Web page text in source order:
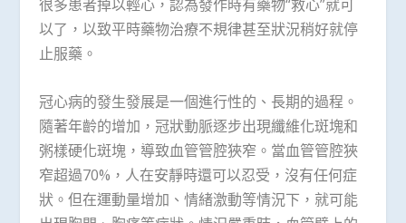
很多患者掉以輕心，認為發作時有藥物“救心”就可
以了，以致平時藥物治療不規律甚至狀況稍好就停
止服藥。
冠心病的發生發展是一個進行性的、長期的過程。
隨著年齡的增加，冠狀動脈逐步出現纖維化斑塊和
粥樣硬化斑塊，導致血管管腔狹窄。當血管管腔狹
窄超過70%，人在安靜時還可以忍受，沒有任何症
狀。但在運動量增加、情緒激動等情況下，就可能